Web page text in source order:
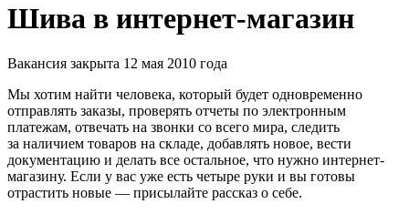
Шива в интернет-магазин
Вакансия закрыта 12 мая 2010 года
Мы хотим найти человека, который будет одновременно
отправлять заказы, проверять отчеты по электронным
платежам, отвечать на звонки со всего мира, следить
за наличием товаров на складе, добавлять новое, вести
документацию и делать все остальное, что нужно интернет-
магазину. Если у вас уже есть четыре руки и вы готовы
отрастить новые — присылайте рассказ о себе.